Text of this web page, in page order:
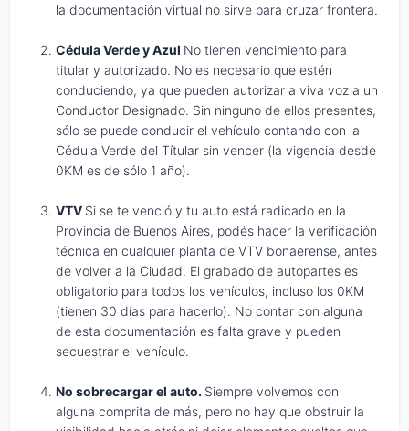
la documentación virtual no sirve para cruzar frontera.
Cédula Verde y Azul No tienen vencimiento para
titular y autorizado. No es necesario que estén
conduciendo, ya que pueden autorizar a viva voz a un
Conductor Designado. Sin ninguno de ellos presentes,
sólo se puede conducir el vehículo contando con la
Cédula Verde del Títular sin vencer (la vigencia desde
0KM es de sólo 1 año).
VTV Si se te venció y tu auto está radicado en la
Provincia de Buenos Aires, podés hacer la verificación
técnica en cualquier planta de VTV bonaerense, antes
de volver a la Ciudad. El grabado de autopartes es
obligatorio para todos los vehículos, incluso los 0KM
(tienen 30 días para hacerlo). No contar con alguna
de esta documentación es falta grave y pueden
secuestrar el vehículo.
No sobrecargar el auto. Siempre volvemos con
alguna comprita de más, pero no hay que obstruir la